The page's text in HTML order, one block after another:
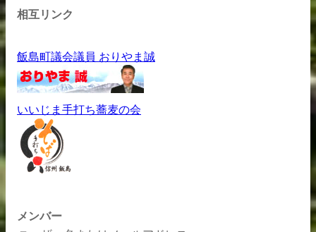
相互リンク
飯島町議会議員 おりやま誠
いいじま手打ち蕎麦の会
メンバー